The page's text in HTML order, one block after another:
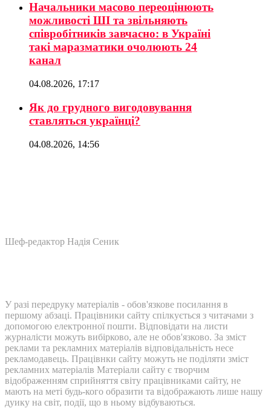
Начальники масово переоцінюють
можливості ШІ та звільняють
співробітників завчасно: в Україні
такі маразматики очолюють 24
канал
04.08.2026, 17:17
Як до грудного вигодовування
ставляться українці?
04.08.2026, 14:56
Шеф-редактор Надія Сеник
У разі передруку матеріалів - обов'язкове посилання в
першому абзаці. Працівники сайту спілкується з читачами з
допомогою електронної пошти. Відповідати на листи
журналісти можуть вибірково, але не обов'язково. За зміст
реклами та рекламних матеріалів відповідальність несе
рекламодавець. Працівнки сайту можуть не поділяти зміст
рекламних матеріалів Матеріали сайту є творчим
відображенням сприйняття світу працівниками сайту, не
мають на меті будь-кого образити та відображають лише нашу
дуику на світ, події, що в ньому відбуваються.